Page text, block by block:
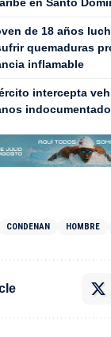
de 18 años
quemaduras
inflamable
intercepta
CONDENAN HOMBRE